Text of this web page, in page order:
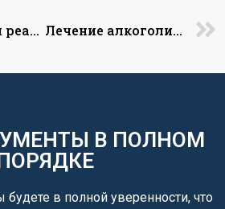
Медицинская реабилитация наркозависимых Лечение алкоголизма в Киеве
В ПОЛНОМ
в полной уверенности, что